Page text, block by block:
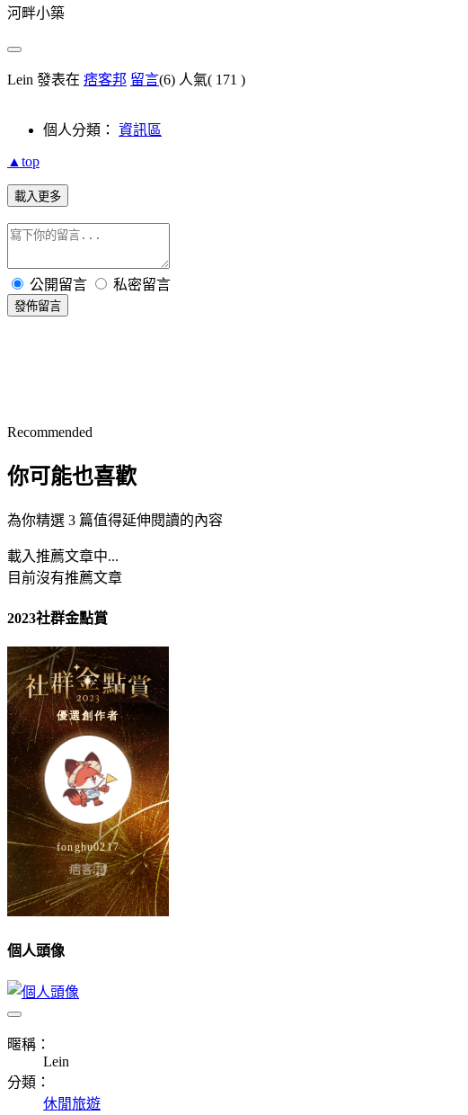
河畔小築
Lein 發表在 痞客邦 留言(6) 人氣( 171 )
個人分類： 資訊區
▲top
載入更多
公開留言 私密留言
發佈留言
Recommended
你可能也喜歡
為你精選 3 篇值得延伸閱讀的內容
載入推薦文章中...
目前沒有推薦文章
2023社群金點賞
個人頭像
暱稱：
Lein
分類：
休閒旅遊